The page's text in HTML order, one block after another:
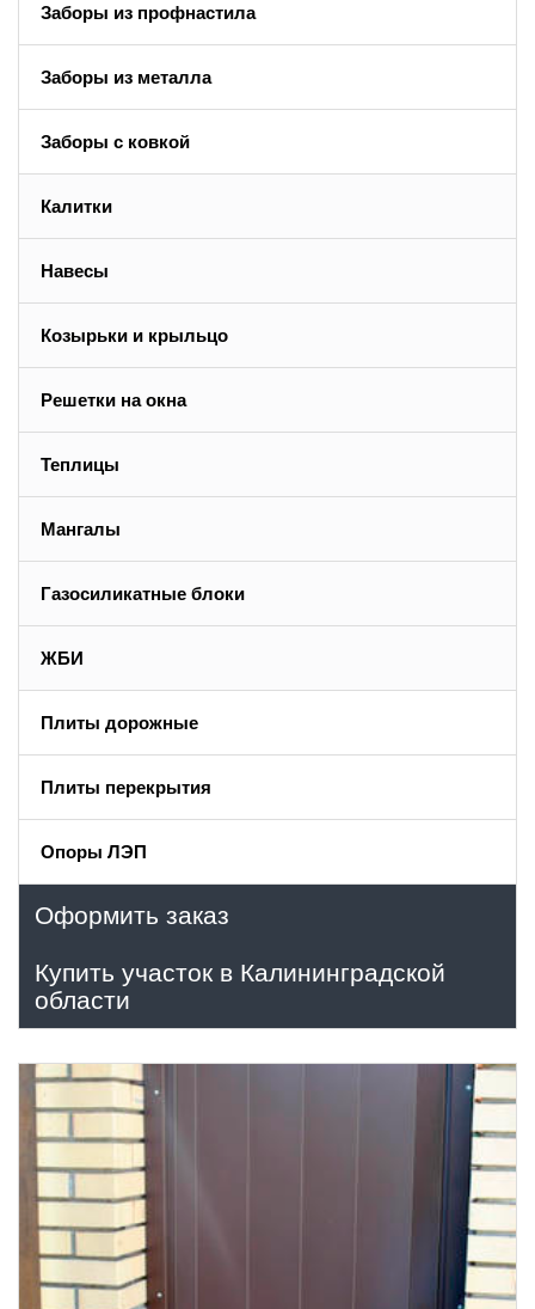
Заборы из профнастила
Заборы из металла
Заборы с ковкой
Калитки
Навесы
Козырьки и крыльцо
Решетки на окна
Теплицы
Мангалы
Газосиликатные блоки
ЖБИ
Плиты дорожные
Плиты перекрытия
Опоры ЛЭП
Оформить заказ
Купить участок в Калининградской
области